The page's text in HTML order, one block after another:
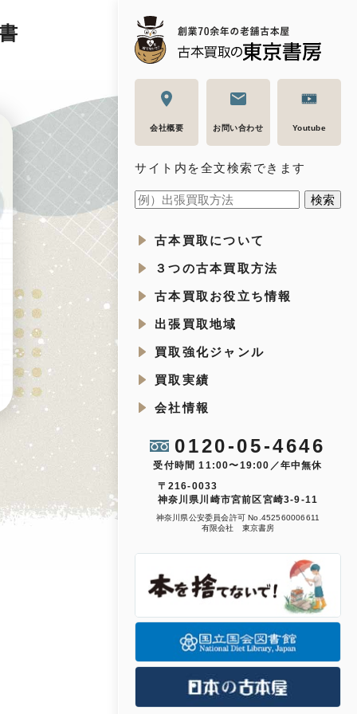
会社概要 お問い合わせ Youtube
サイト内を全文検索できます
古本買取について
３つの古本買取方法
古本買取お役立ち情報
出張買取地域
買取強化ジャンル
買取実績
会社情報
0120-05-4646
受付時間 11:00〜19:00／年中無休
〒216-0033
神奈川県川崎市宮前区宮崎3-9-11
神奈川県公安委員会許可 No.452560006611
有限会社 東京書房